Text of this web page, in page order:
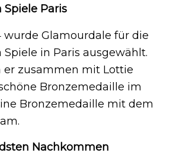
Paris
wurde Glamourdale für die
in Paris ausgewählt.
er zusammen mit Lottie
Bronzemedaille im
Bronzemedaille mit dem
Nachkommen